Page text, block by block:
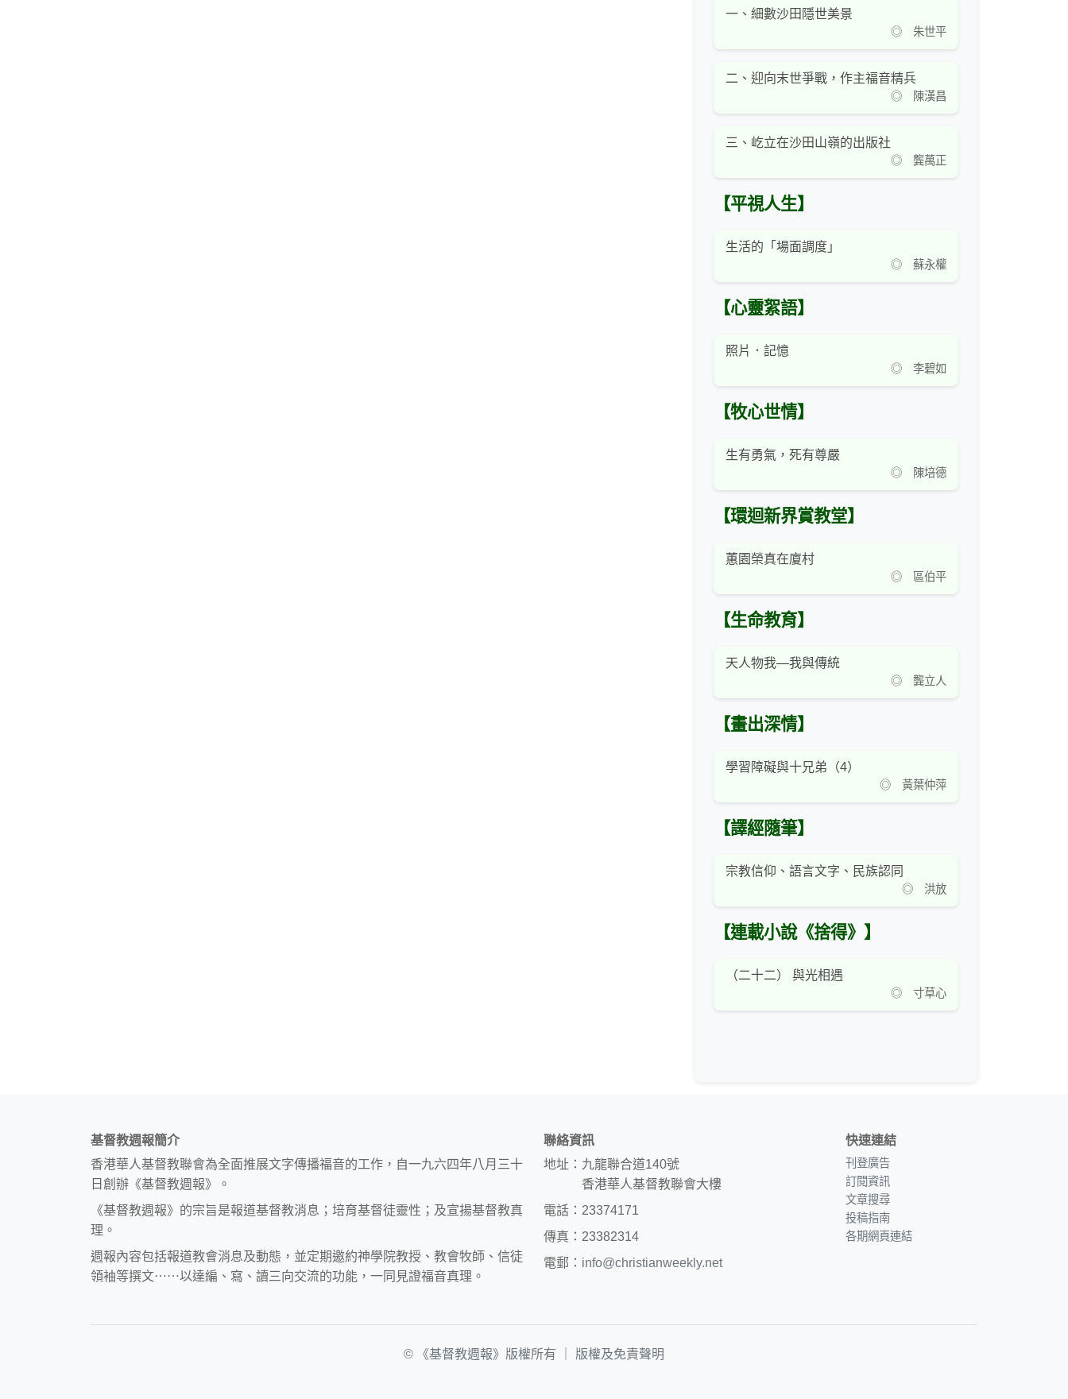
一、細數沙田隱世美景
◎ 朱世平
二、迎向末世爭戰，作主福音精兵
◎ 陳漢昌
三、屹立在沙田山嶺的出版社
◎ 龔萬正
【平視人生】
生活的「場面調度」
◎ 蘇永權
【心靈絮語】
照片．記憶
◎ 李碧如
【牧心世情】
生有勇氣，死有尊嚴
◎ 陳培德
【環迴新界賞教堂】
蕙園榮真在廈村
◎ 區伯平
【生命教育】
天人物我—我與傳統
◎ 龔立人
【畫出深情】
學習障礙與十兄弟（4）
◎ 黃葉仲萍
【譯經隨筆】
宗教信仰、語言文字、民族認同
◎ 洪放
【連載小說《捨得》】
（二十二） 與光相遇
◎ 寸草心
基督教週報簡介
香港華人基督教聯會為全面推展文字傳播福音的工作，自一九六四年八月三十
日創辦《基督教週報》。
《基督教週報》的宗旨是報道基督教消息；培育基督徒靈性；及宣揚基督教真
理。
週報內容包括報道教會消息及動態，並定期邀約神學院教授、教會牧師、信徒
領袖等撰文⋯⋯以達編、寫、讀三向交流的功能，一同見證福音真理。
聯絡資訊
地址：九龍聯合道140號
香港華人基督教聯會大樓
電話：23374171
傳真：23382314
電郵： info@christianweekly.net
快速連結
刊登廣告
訂閱資訊
文章搜尋
投稿指南
各期網頁連結
© 《基督教週報》版權所有 ｜ 版權及免責聲明